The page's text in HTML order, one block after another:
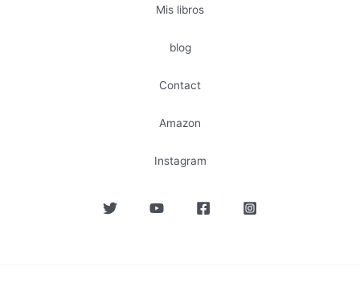
Mis libros
blog
Contact
Amazon
Instagram